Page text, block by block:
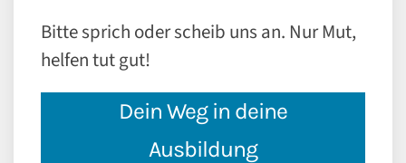
Bitte sprich oder scheib uns an. Nur Mut,
helfen tut gut!
Dein Weg in deine
Ausbildung